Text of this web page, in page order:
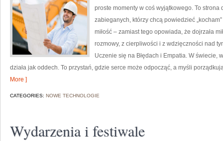
proste momenty w coś wyjątkowego. To
zabieganych, którzy chcą powiedzieć
miłość – zamiast tego opowiada, że dojrzała
rozmowy, z cierpliwości i z wdzięczności nad
Uczenie się na Błędach i Empatia. W świecie,
działa jak oddech. To przystań, gdzie serce może odpocząć, a myśli
More ]
CATEGORIES: NOWE TECHNOLOGIE
Wydarzenia i festiwale